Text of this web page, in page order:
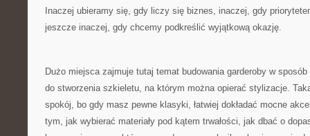
Inaczej ubieramy się, gdy liczy się biznes, inaczej, gdy
jeszcze inaczej, gdy chcemy podkreślić wyjątkową okazję.
Dużo miejsca zajmuje tutaj temat budowania garderoby w
do stworzenia szkieletu, na którym można opierać stylizacje.
spokój, bo gdy masz pewne klasyki, łatwiej dokładać mocne
tym, jak wybierać materiały pod kątem trwałości, jak dbać o